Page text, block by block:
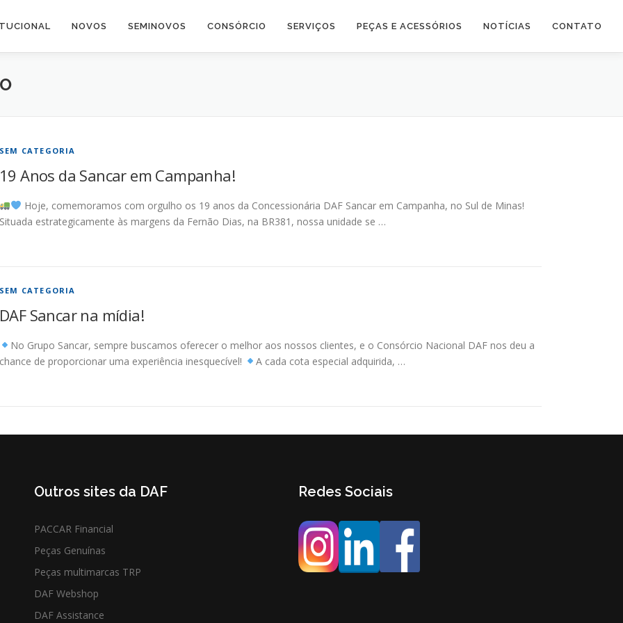
NOVOS SEMINOVOS CONSÓRCIO SERVIÇOS PEÇAS E ACESSÓRIOS NOTÍCIAS CONTATO
SEM CATEGORIA
19 Anos da Sancar em Campanha!
Hoje, comemoramos com orgulho os 19 anos da Concessionária DAF Sancar em Campanha, no Sul de Minas!
Situada estrategicamente às margens da Fernão Dias, na BR381, nossa unidade se …
SEM CATEGORIA
DAF Sancar na mídia!
No Grupo Sancar, sempre buscamos oferecer o melhor aos nossos clientes, e o Consórcio Nacional DAF nos deu a
chance de proporcionar uma experiência inesquecível!
A cada cota especial adquirida, …
Outros sites da DAF
PACCAR Financial
Peças Genuínas
Peças multimarcas TRP
DAF Webshop
DAF Assistance
Redes Sociais